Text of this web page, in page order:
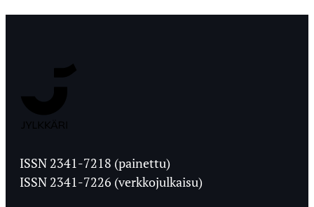
Ylioppilaslehti
ISSN 2341-7218 (painettu)
ISSN 2341-7226 (verkkojulkaisu)